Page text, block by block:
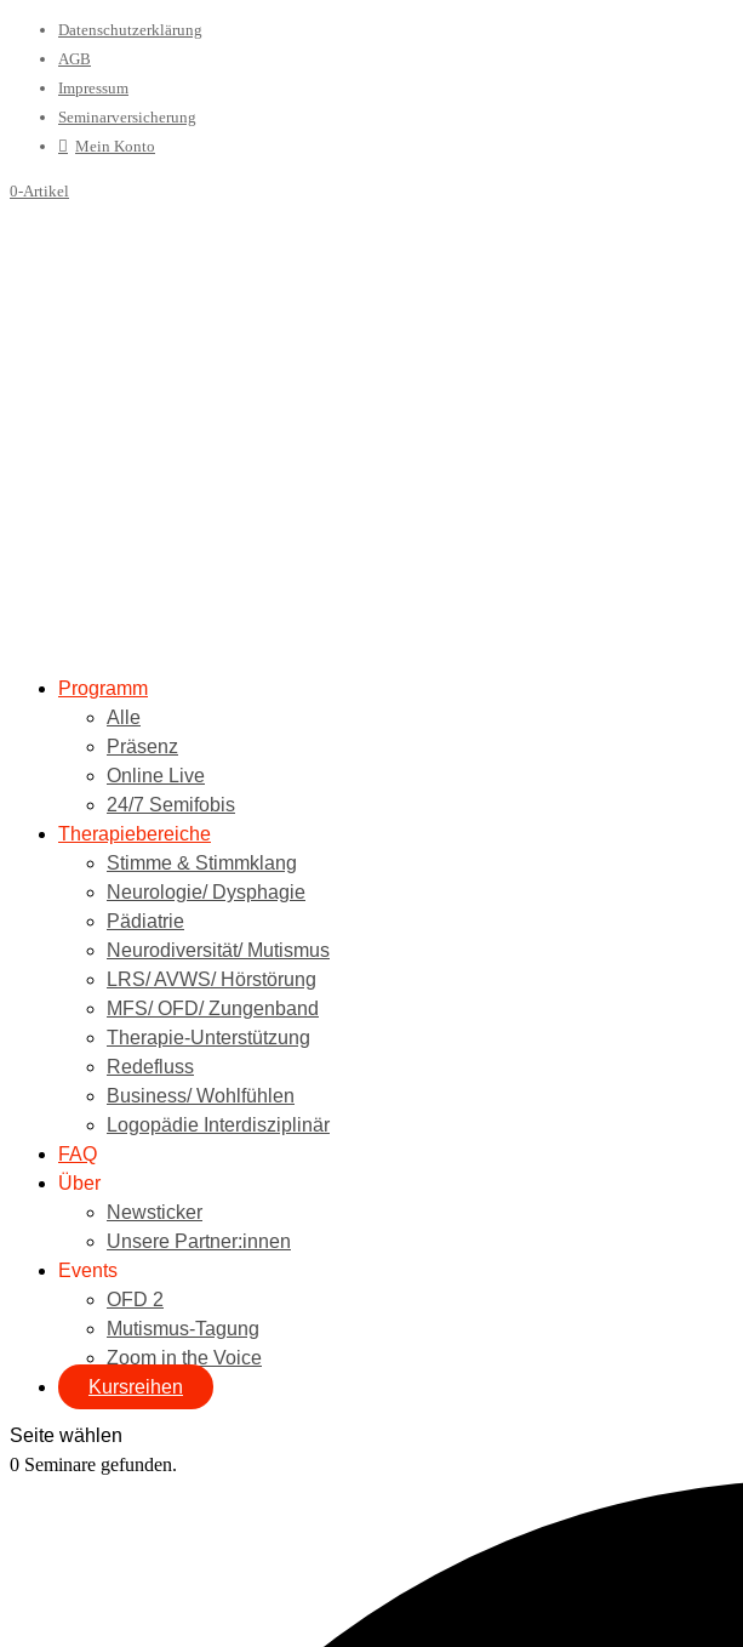
Datenschutzerklärung
AGB
Impressum
Seminarversicherung
Mein Konto
0-Artikel
Programm
Alle
Präsenz
Online Live
24/7 Semifobis
Therapiebereiche
Stimme & Stimmklang
Neurologie/ Dysphagie
Pädiatrie
Neurodiversität/ Mutismus
LRS/ AVWS/ Hörstörung
MFS/ OFD/ Zungenband
Therapie-Unterstützung
Redefluss
Business/ Wohlfühlen
Logopädie Interdisziplinär
FAQ
Über
Newsticker
Unsere Partner:innen
Events
OFD 2
Mutismus-Tagung
Zoom in the Voice
Kursreihen
Seite wählen
0 Seminare gefunden.